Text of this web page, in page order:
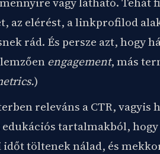
az elérést, a linkprofilod
rád. És persze azt, hogy
engagement, más
)
releváns a CTR, vagyis
edukációs tartalmakból,
időt töltenek nálad, és